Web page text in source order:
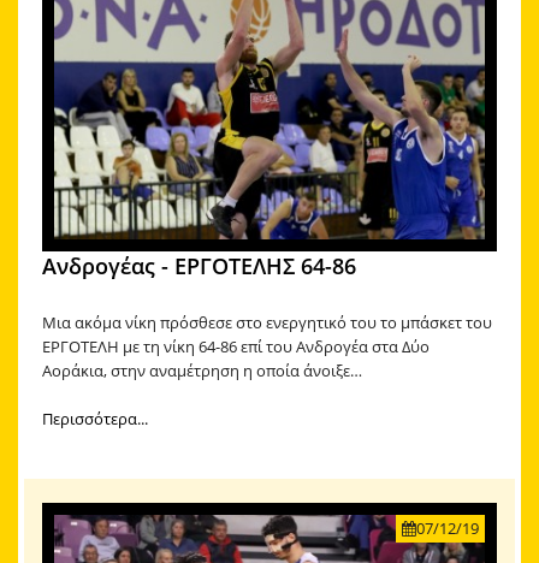
Ανδρογέας - ΕΡΓΟΤΕΛΗΣ 64-86
Μια ακόμα νίκη πρόσθεσε στο ενεργητικό του το μπάσκετ του
ΕΡΓΟΤΕΛΗ με τη νίκη 64-86 επί του Ανδρογέα στα Δύο
Αοράκια, στην αναμέτρηση η οποία άνοιξε…
Περισσότερα...
07/12/19